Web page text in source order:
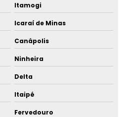
Itamogi
Icaraí de Minas
Canápolis
Ninheira
Delta
Itaipé
Fervedouro